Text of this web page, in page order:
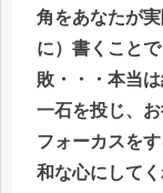
角をあなたが
に）書くこと
敗・・・本当
一石を投じ、
フォーカスを
和な心にして